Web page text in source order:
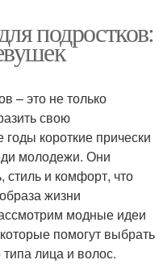
подростков:
– это не только
свою
короткие прически
молодежи. Они
стиль и комфорт, что
жизни
модные идеи
помогут выбрать
лица и волос.